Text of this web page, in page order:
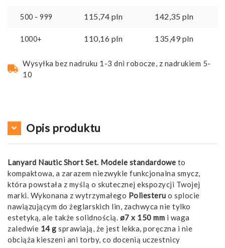
500 - 999 115,74 pln 142,35 pln
1000+ 110,16 pln 135,49pln
Wysyłka bez nadruku 1-3 dni robocze, z nadrukiem 5-
10
Opis produktu
Lanyard Nautic Short Set. Modele standardowe to
kompaktowa, a zarazem niezwykle funkcjonalna smycz,
która powstała z myślą o skutecznej ekspozycji Twojej
marki. Wykonana z wytrzymałego Poliesteru o splocie
nawiązującym do żeglarskich lin, zachwyca nie tylko
estetyką, ale także solidnością. ø7 x 150 mm i waga
zaledwie 14 g sprawiają, że jest lekka, poręczna i nie
obciąża kieszeni ani torby, co docenią uczestnicy